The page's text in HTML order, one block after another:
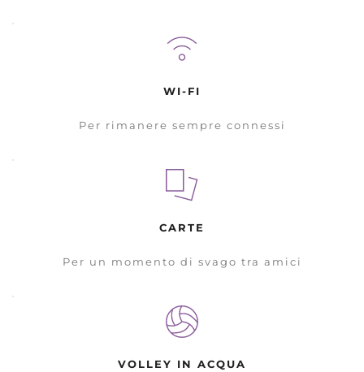
WI-FI
Per rimanere sempre connessi
CARTE
Per un momento di svago tra amici
VOLLEY IN ACQUA